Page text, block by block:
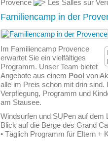
Provence
Les Salles sur
Familiencamp in der
Im Familiencamp Provence
erwartet Sie ein vielfältiges
Programm. Unser Team bietet
Angebote aus einem Pool von
alle im Preis schon mit drin sind.
Verpflegung, Programm und
am Stausee.
Windsurfen und SUPen auf dem
Blick auf die Berge des Grand
• Täglich Programm für Eltern +